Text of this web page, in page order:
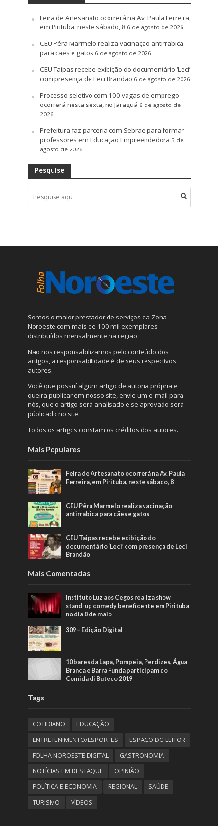
Feira de Artesanato ocorrerá na Av. Paula Ferreira,
em Pirituba, neste sábado, 8 6 de agosto de 2026
CEU Pêra Marmelo realiza vacinação antirrabica
para cães e gatos 6 de agosto de 2026
CEU Taipas recebe exibição do documentário ‘Leci’
com presença de Leci Brandão 6 de agosto de 2026
Processo seletivo com 100 vagas de emprego
ocorrerá nesta sexta, no Jaraguá 6 de agosto de
2026
Prefeitura faz parceria com Sebrae para formar
professores em Educação Empreendedora 5 de
agosto de 2026
Pesquise
Somos o maior prestador de serviços da Zona
Noroeste com mais de 100 mil exemplares
distribuídos mensalmente na região
Não nos responsabilizamos pelo conteúdo dos
artigos, a responsabilidade é de seus respectivos
autores.
Você que possuí algum artigo de autoria própria e
queira publicar em nosso site, envie um e-mail para
nós, que o artigo será analisado e se aprovado será
públicado no site.
Todos os artigos constam os créditos dos autores.
Mais Populares
Feira de Artesanato ocorrerá na Av. Paula
Ferreira, em Pirituba, neste sábado, 8
CEU Pêra Marmelo realiza vacinação
antirrabica para cães e gatos
CEU Taipas recebe exibição do
documentário ‘Leci’ com presença de Leci
Brandão
Mais Comentadas
Instituto Luz aos Cegos realiza show
stand-up comedy beneficente em Pirituba
no dia 8 de maio
309 – Edição Digital
10 bares da Lapa, Pompeia, Perdizes, Água
Branca e Barra Funda participam do
Comida di Buteco 2019
Tags
COTIDIANO
EDUCAÇÃO
ENTRETENIMENTO/ESPORTES
ESPAÇO DO LEITOR
FOLHA NOROESTE DIGITAL
GASTRONOMIA
NOTÍCIAS EM DESTAQUE
OPINIÃO
POLÍTICA E ECONOMIA
REGIONAL
SAÚDE
TURISMO
VÍDEOS